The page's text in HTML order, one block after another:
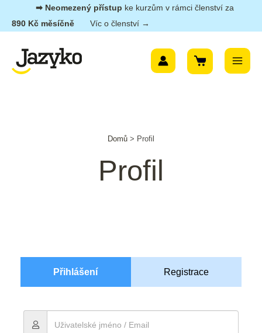
Přeskočit➡︎ Neomezený přístup ke kurzům v rámci členství za
890 Kč měsíčně
Víc o členství →
Menu
Domů > Profil
Profil
Přihlášení Registrace